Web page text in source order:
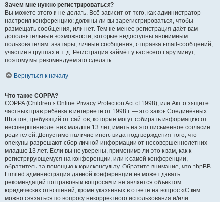
Зачем мне нужно регистрироваться?
Вы можете этого и не делать. Всё зависит от того, как администратор
настроил конференцию: должны ли вы зарегистрироваться, чтобы
размещать сообщения, или нет. Тем не менее регистрация даёт вам
дополнительные возможности, которые недоступны анонимным
пользователям: аватары, личные сообщения, отправка email-сообщений,
участие в группах и т. д. Регистрация займёт у вас всего пару минут,
поэтому мы рекомендуем это сделать.
Вернуться к началу
Что такое COPPA?
COPPA (Children’s Online Privacy Protection Act of 1998), или Акт о защите
частных прав ребёнка в интернете от 1998 г. — это закон Соединённых
Штатов, требующий от сайтов, которые могут собирать информацию от
несовершеннолетних младше 13 лет, иметь на это письменное согласие
родителей. Допустимо наличие иного вида подтверждения того, что
опекуны разрешают сбор личной информации от несовершеннолетних
младше 13 лет. Если вы не уверены, применимо ли это к вам, как к
регистрирующемуся на конференции, или к самой конференции,
обратитесь за помощью к юрисконсульту. Обратите внимание, что phpBB
Limited администрация данной конференции не может давать
рекомендаций по правовым вопросам и не является объектом
юридических отношений, кроме указанных в ответе на вопрос «С кем
можно связаться по вопросу некорректного использования и/или